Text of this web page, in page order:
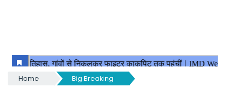
Home Big Breaking